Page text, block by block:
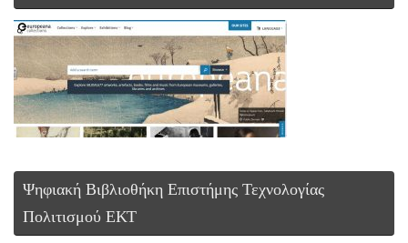
Ψηφιακή Βιβλιοθήκη Επιστήμης Τεχνολογίας
Πολιτισμού ΕΚΤ